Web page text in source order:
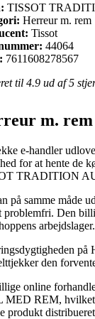
TISSOT
Herreur m. rem
Tissot
44064
7611608278567
til 4.9 ud af 5
m.
e-handler
for at hente de
TRADITION
på samme måde
problemfri. Den
arbejdslager.
på
den
online
MED REM, hvilket
produkt